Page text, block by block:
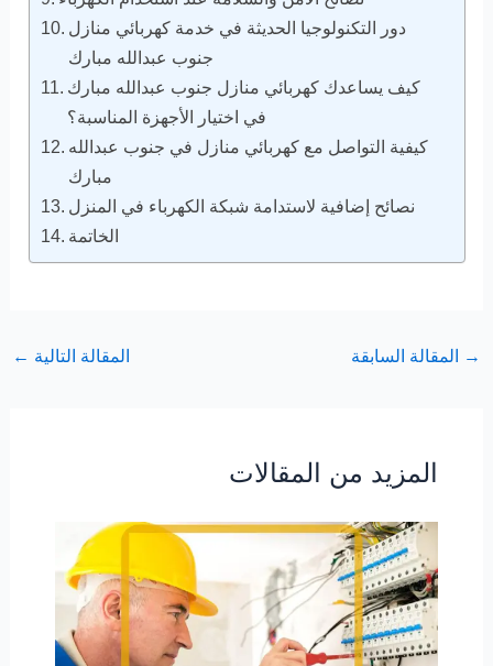
دور التكنولوجيا الحديثة في خدمة كهربائي منازل
جنوب عبدالله مبارك
كيف يساعدك كهربائي منازل جنوب عبدالله مبارك
في اختيار الأجهزة المناسبة؟
كيفية التواصل مع كهربائي منازل في جنوب عبدالله
مبارك
نصائح إضافية لاستدامة شبكة الكهرباء في المنزل
الخاتمة
→ المقالة السابقة المقالة التالية ←
المزيد من المقالات